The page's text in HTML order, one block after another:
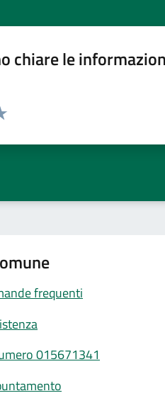
chiare le
pagina
frequenti
015671341